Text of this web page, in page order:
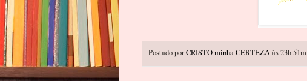
Postado porCRISTO minha CERTEZAàs 23h 51m